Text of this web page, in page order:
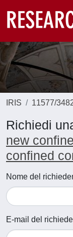
IRIS 11577/
Richiedi
new
confined
Nome del
E-mail del